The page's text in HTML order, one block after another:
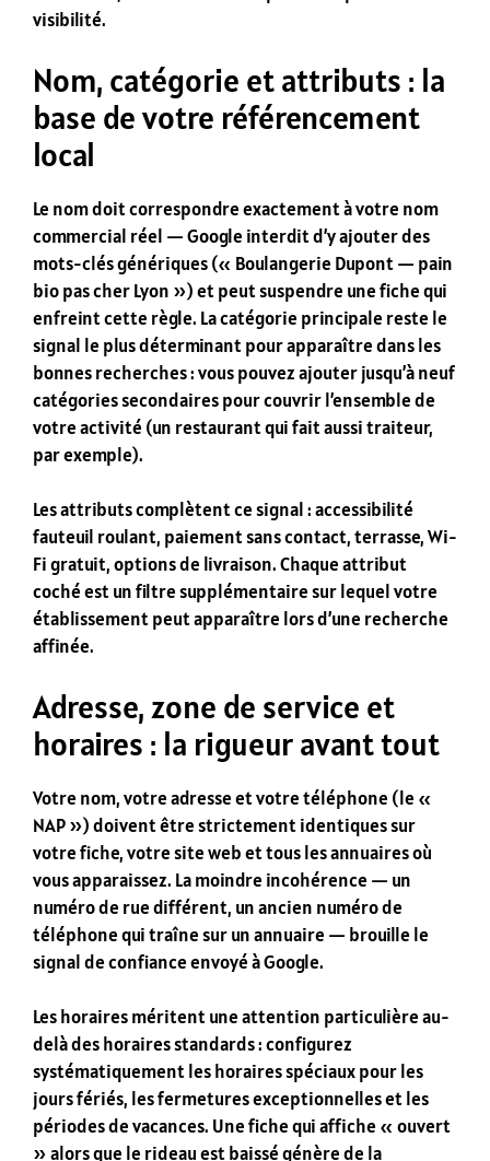
visibilité.
Nom, catégorie et attributs : la
base de votre référencement
local
Le nom doit correspondre exactement à votre nom
commercial réel — Google interdit d’y ajouter des
mots-clés génériques (« Boulangerie Dupont — pain
bio pas cher Lyon ») et peut suspendre une fiche qui
enfreint cette règle. La catégorie principale reste le
signal le plus déterminant pour apparaître dans les
bonnes recherches : vous pouvez ajouter jusqu’à neuf
catégories secondaires pour couvrir l’ensemble de
votre activité (un restaurant qui fait aussi traiteur,
par exemple).
Les attributs complètent ce signal : accessibilité
fauteuil roulant, paiement sans contact, terrasse, Wi-
Fi gratuit, options de livraison. Chaque attribut
coché est un filtre supplémentaire sur lequel votre
établissement peut apparaître lors d’une recherche
affinée.
Adresse, zone de service et
horaires : la rigueur avant tout
Votre nom, votre adresse et votre téléphone (le «
NAP ») doivent être strictement identiques sur
votre fiche, votre site web et tous les annuaires où
vous apparaissez. La moindre incohérence — un
numéro de rue différent, un ancien numéro de
téléphone qui traîne sur un annuaire — brouille le
signal de confiance envoyé à Google.
Les horaires méritent une attention particulière au-
delà des horaires standards : configurez
systématiquement les horaires spéciaux pour les
jours fériés, les fermetures exceptionnelles et les
périodes de vacances. Une fiche qui affiche « ouvert
» alors que le rideau est baissé génère de la